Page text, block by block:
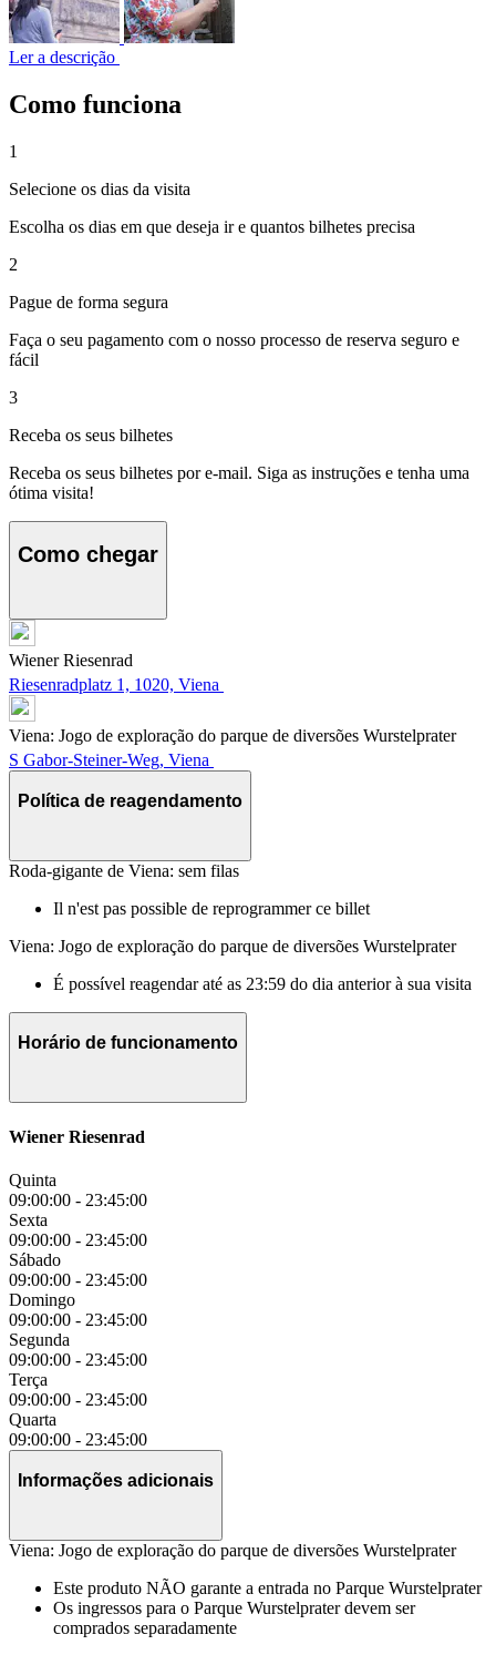
Ler a descrição
Como funciona
1
Selecione os dias da visita
Escolha os dias em que deseja ir e quantos bilhetes precisa
2
Pague de forma segura
Faça o seu pagamento com o nosso processo de reserva seguro e
fácil
3
Receba os seus bilhetes
Receba os seus bilhetes por e-mail. Siga as instruções e tenha uma
ótima visita!
Como chegar
Wiener Riesenrad
Riesenradplatz 1, 1020, Viena
Viena: Jogo de exploração do parque de diversões Wurstelprater
S Gabor-Steiner-Weg, Viena
Política de reagendamento
Roda-gigante de Viena: sem filas
Il n'est pas possible de reprogrammer ce billet
Viena: Jogo de exploração do parque de diversões Wurstelprater
É possível reagendar até as 23:59 do dia anterior à sua visita
Horário de funcionamento
Wiener Riesenrad
Quinta
09:00:00 - 23:45:00
Sexta
09:00:00 - 23:45:00
Sábado
09:00:00 - 23:45:00
Domingo
09:00:00 - 23:45:00
Segunda
09:00:00 - 23:45:00
Terça
09:00:00 - 23:45:00
Quarta
09:00:00 - 23:45:00
Informações adicionais
Viena: Jogo de exploração do parque de diversões Wurstelprater
Este produto NÃO garante a entrada no Parque Wurstelprater
Os ingressos para o Parque Wurstelprater devem ser
comprados separadamente